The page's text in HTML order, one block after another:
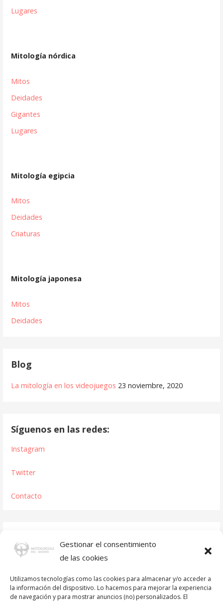
Gestionar el consentimiento
de las cookies
Utilizamos tecnologías como las cookies para almacenar y/o acceder a
la información del dispositivo. Lo hacemos para mejorar la experiencia
de navegación y para mostrar anuncios (no) personalizados. El
Lugares
Mitología nórdica
Mitos
Deidades
Gigantes
Lugares
Mitología egipcia
Mitos
Deidades
Criaturas
Mitología japonesa
Mitos
Deidades
Blog
La mitología en los videojuegos 23 noviembre, 2020
Síguenos en las redes:
Instagram
Twitter
Contacto